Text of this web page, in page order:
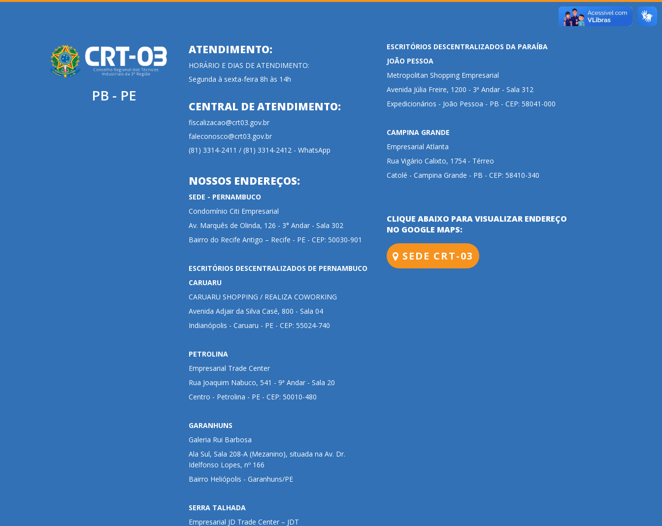
PB - PE
ATENDIMENTO:
HORÁRIO E DIAS DE ATENDIMENTO:
Segunda à sexta-feira 8h às 14h
CENTRAL DE ATENDIMENTO:
fiscalizacao@crt03.gov.br
faleconosco@crt03.gov.br
(81) 3314-2411 / (81) 3314-2412 - WhatsApp
NOSSOS ENDEREÇOS:
SEDE - PERNAMBUCO
Condomínio Citi Empresarial
Av. Marquês de Olinda, 126 - 3° Andar - Sala 302
Bairro do Recife Antigo – Recife - PE - CEP: 50030-901
ESCRITÓRIOS DESCENTRALIZADOS DE PERNAMBUCO
CARUARU
CARUARU SHOPPING / REALIZA COWORKING
Avenida Adjair da Silva Casé, 800 - Sala 04
Indianópolis - Caruaru - PE - CEP: 55024-740
PETROLINA
Empresarial Trade Center
Rua Joaquim Nabuco, 541 - 9ª Andar - Sala 20
Centro - Petrolina - PE - CEP: 50010-480
GARANHUNS
Galeria Rui Barbosa
Ala Sul, Sala 208-A (Mezanino), situada na Av. Dr.
Idelfonso Lopes, nº 166
Bairro Heliópolis - Garanhuns/PE
SERRA TALHADA
Empresarial JD Trade Center – JDT
ESCRITÓRIOS DESCENTRALIZADOS DA PARAÍBA
JOÃO PESSOA
Metropolitan Shopping Empresarial
Avenida Júlia Freire, 1200 - 3ª Andar - Sala 312
Expedicionários - João Pessoa - PB - CEP: 58041-000
CAMPINA GRANDE
Empresarial Atlanta
Rua Vigário Calixto, 1754 - Térreo
Catolé - Campina Grande - PB - CEP: 58410-340
CLIQUE ABAIXO PARA VISUALIZAR ENDEREÇO
NO GOOGLE MAPS:
SEDE CRT-03